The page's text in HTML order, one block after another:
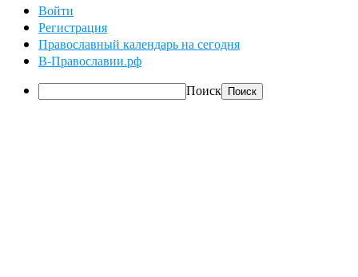
Войти
Регистрация
Православный календарь на сегодня
В-Православии.рф
Поиск